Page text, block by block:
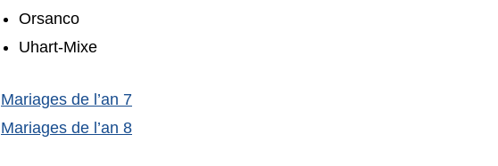
Orsanco
Uhart-Mixe
Mariages de l’an 7
Mariages de l’an 8